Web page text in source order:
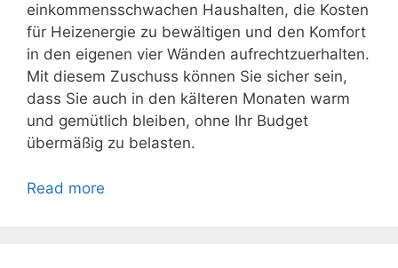
einkommensschwachen Haushalten, die Kosten
für Heizenergie zu bewältigen und den Komfort
in den eigenen vier Wänden aufrechtzuerhalten.
Mit diesem Zuschuss können Sie sicher sein,
dass Sie auch in den kälteren Monaten warm
und gemütlich bleiben, ohne Ihr Budget
übermäßig zu belasten.
Read more